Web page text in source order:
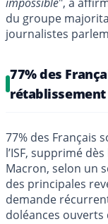
du groupe
journalistes
77% des
rétablissement
77% des Français
l’ISF, supprimé
Macron, selon un
des principales
demande
doléances ouverts